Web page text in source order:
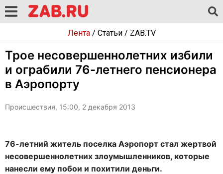
Лента/ Статьи/ ZAB.TV
Трое несовершеннолетних избили
и ограбили 76-летнего пенсионера
в Аэропорту
Происшествия, 15:00, 2 декабря 2013
76-летний житель поселка Аэропорт стал жертвой
несовершеннолетних злоумышленников, которые
нанесли ему побои и похитили деньги.